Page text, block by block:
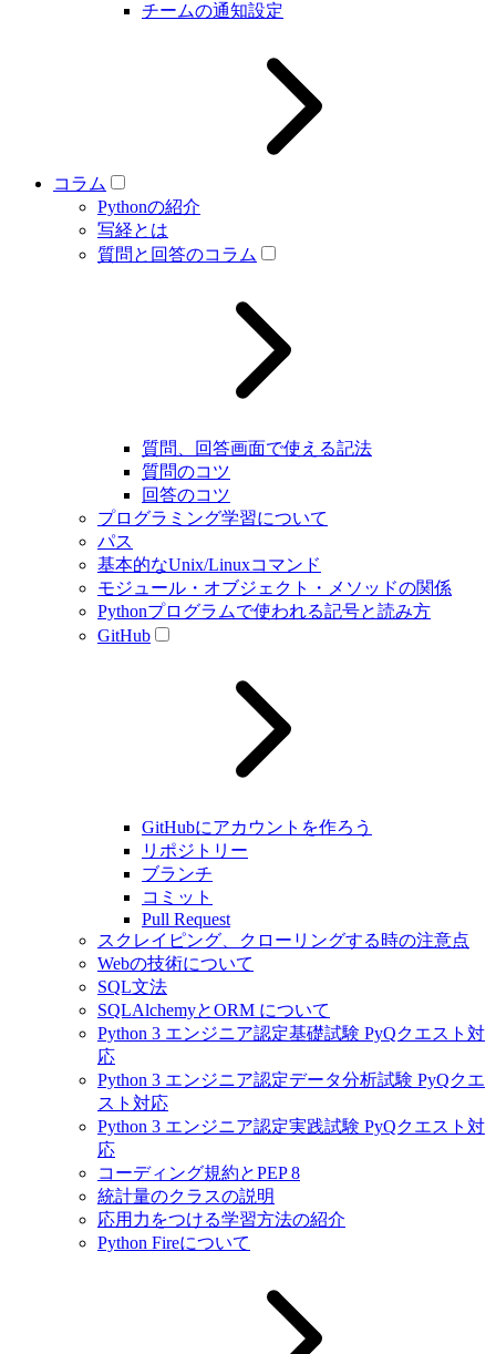
チームの通知設定
コラム
Pythonの紹介
写経とは
質問と回答のコラム
質問、回答画面で使える記法
質問のコツ
回答のコツ
プログラミング学習について
パス
基本的なUnix/Linuxコマンド
モジュール・オブジェクト・メソッドの関係
Pythonプログラムで使われる記号と読み方
GitHub
GitHubにアカウントを作ろう
リポジトリー
ブランチ
コミット
Pull Request
スクレイピング、クローリングする時の注意点
Webの技術について
SQL文法
SQLAlchemyとORM について
Python 3 エンジニア認定基礎試験 PyQクエスト対
応
Python 3 エンジニア認定データ分析試験 PyQクエ
スト対応
Python 3 エンジニア認定実践試験 PyQクエスト対
応
コーディング規約とPEP 8
統計量のクラスの説明
応用力をつける学習方法の紹介
Python Fireについて